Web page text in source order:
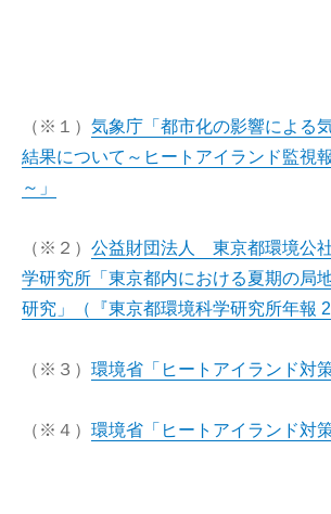
（※１） 気象庁「都市化の影響による
結果について～ヒートアイランド監視
～」
（※２） 公益財団法人 東京都環境公
学研究所「東京都内における夏期の局
研究」（『東京都環境科学研究所年報
（※３） 環境省「ヒートアイランド対
（※４） 環境省「ヒートアイランド対